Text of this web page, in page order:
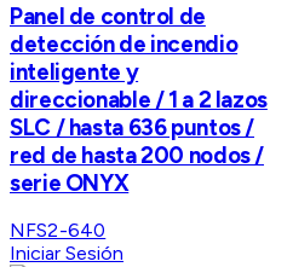
Panel de control de
detección de incendio
inteligente y
direccionable / 1 a 2 lazos
SLC / hasta 636 puntos /
red de hasta 200 nodos /
serie ONYX
NFS2-640
Iniciar Sesión